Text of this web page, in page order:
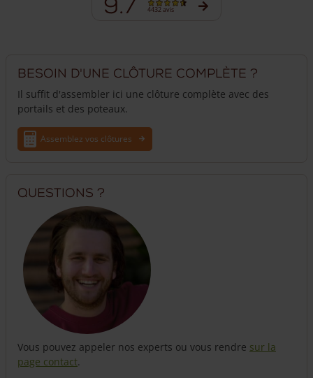
9.7 4432 avis
Besoin d'une clôture complète ?
Il suffit d'assembler ici une clôture complète avec des
portails et des poteaux.
Assemblez vos clôtures
Questions ?
Vous pouvez appeler nos experts ou vous rendre sur la
page contact.